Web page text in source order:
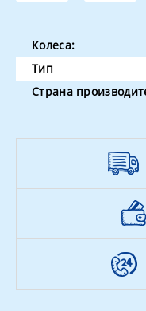
Колеса:
Тип
Страна